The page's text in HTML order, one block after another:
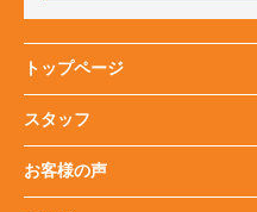
トップページ
スタッフ
お客様の声